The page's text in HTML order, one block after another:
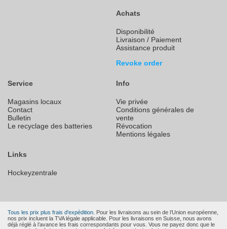
Achats
Disponibilité
Livraison / Paiement
Assistance produit
Revoke order
Service
Magasins locaux
Contact
Bulletin
Le recyclage des batteries
Info
Vie privée
Conditions générales de
vente
Révocation
Mentions légales
Links
Hockeyzentrale
Tous les prix plus frais d'expédition. Pour les livraisons au sein de l’Union européenne,
nos prix incluent la TVA légale applicable. Pour les livraisons en Suisse, nous avons
déjà réglé à l’avance les frais correspondants pour vous. Vous ne payez donc que le